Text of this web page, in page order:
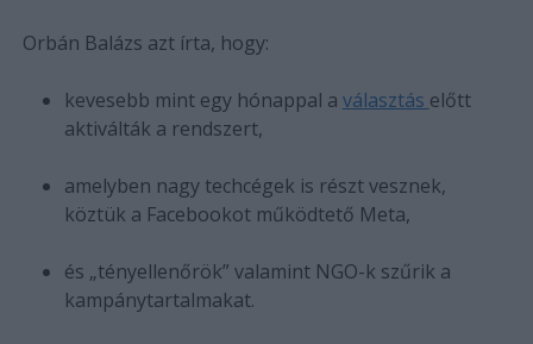
Orbán Balázs azt írta, hogy:
kevesebb mint egy hónappal a választás előtt
aktiválták a rendszert,
amelyben nagy techcégek is részt vesznek,
köztük a Facebookot működtető Meta,
és „tényellenőrök” valamint NGO-k szűrik a
kampánytartalmakat.